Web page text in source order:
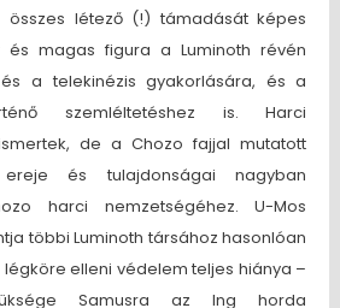
összes létező (!) támadását képes
és magas figura a Luminoth révén
a telekinézis gyakorlására, és a
szemléltetéshez is. Harci
de a Chozo fajjal mutatott
és tulajdonságai nagyban
harci nemzetségéhez. U-Mos
többi Luminoth társához hasonlóan
légköre elleni védelem teljes hiánya –
Samusra az Ing horda